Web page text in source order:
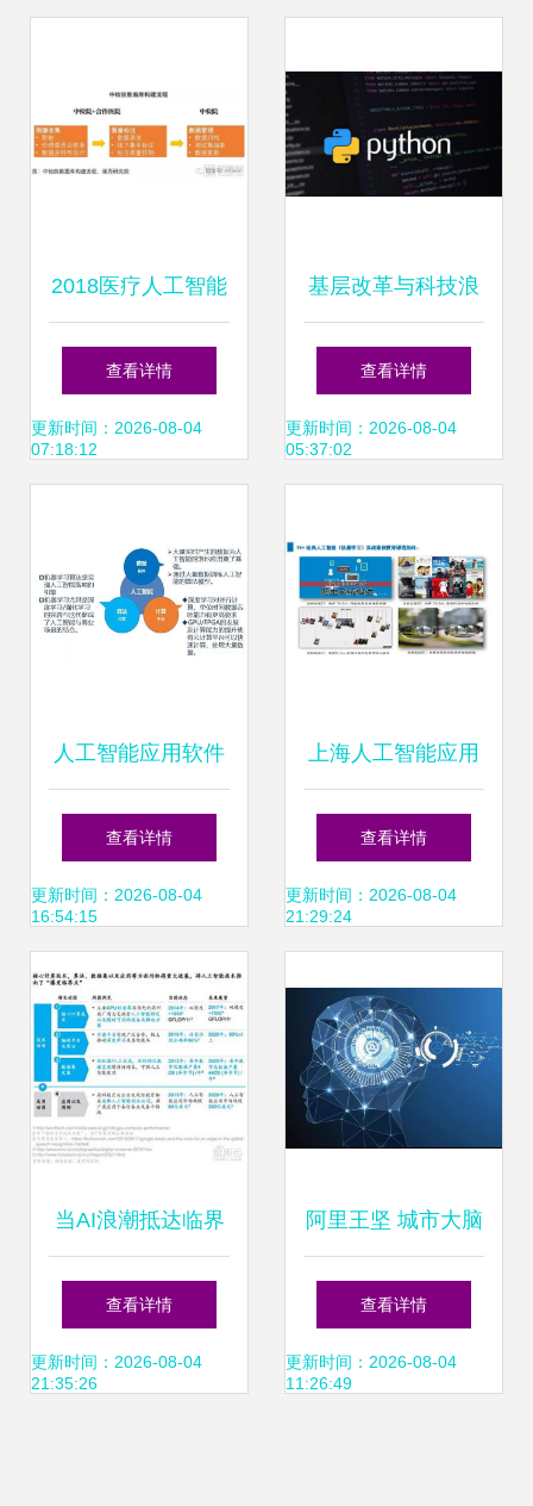
发
2018医疗人工智能
报告 60家国内企业
产品落地现状揭示
熟落地
查看详情
更新时间：2026-08-04
07:18:12
基层改革与科技浪
潮下的县域就业新
图景
查看详情
更新时间：2026-08-04
05:37:02
人工智能应用软件
开发 物联网时代下
的创新引擎
查看详情
更新时间：2026-08-04
16:54:15
上海人工智能应用
软件开发培训选择
指南 聚焦课程与机
查看详情
更新时间：2026-08-04
21:29:24
当AI浪潮抵达临界
点 CEO在应用软件
开发中必须直面的
查看详情
更新时间：2026-08-04
21:35:26
阿里王坚 城市大脑
——超越人工智能
应用的智能系统新
查看详情
更新时间：2026-08-04
11:26:49